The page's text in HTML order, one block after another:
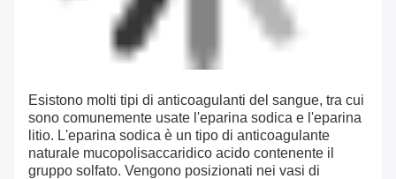
Esistono molti tipi di anticoagulanti del sangue, tra cui
sono comunemente usate l'eparina sodica e l'eparina
litio. L'eparina sodica è un tipo di anticoagulante
naturale mucopolisaccaridico acido contenente il
gruppo solfato. Vengono posizionati nei vasi di